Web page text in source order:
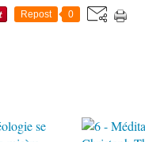
Repost 0